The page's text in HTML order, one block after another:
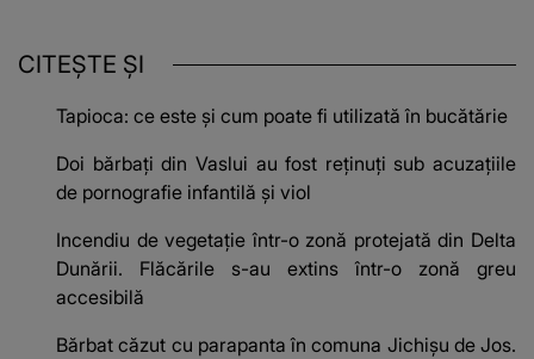
CITEȘTE ȘI
Tapioca: ce este și cum poate fi utilizată în bucătărie
Doi bărbaţi din Vaslui au fost reţinuţi sub acuzaţiile
de pornografie infantilă şi viol
Incendiu de vegetație într-o zonă protejată din Delta
Dunării. Flăcările s-au extins într-o zonă greu
accesibilă
Bărbat căzut cu parapanta în comuna Jichişu de Jos.